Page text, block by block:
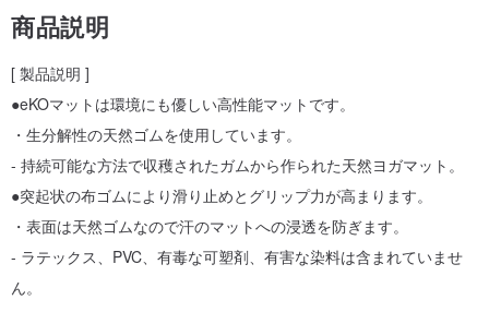
商品説明
[ 製品説明 ]
●eKOマットは環境にも優しい高性能マットです。
・生分解性の天然ゴムを使用しています。
- 持続可能な方法で収穫されたガムから作られた天然ヨガマット。
●突起状の布ゴムにより滑り止めとグリップ力が高まります。
・表面は天然ゴムなので汗のマットへの浸透を防ぎます。
- ラテックス、PVC、有毒な可塑剤、有害な染料は含まれていませ
ん。